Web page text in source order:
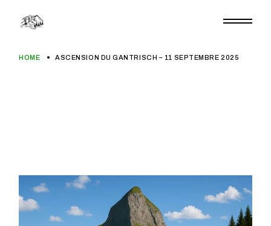
contenu
HOME ASCENSION DU GANTRISCH – 11 SEPTEMBRE 2025